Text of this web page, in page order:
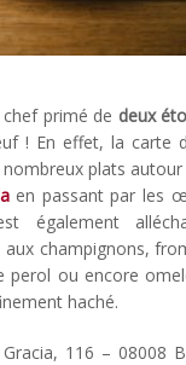
chef primé de deux
! En effet, la carte
plats
en passant par les
également
champignons,
perol ou encore
haché.
Gracia, 116 – 08008